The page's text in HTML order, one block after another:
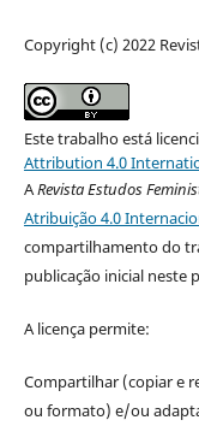
Copyright (c) 2022
Este trabalho está
Attribution 4.0
ARevista Estudos
Atribuição 4.0
compartilhamento do
publicação inicial neste
A licença permite:
Compartilhar (copiar e
ou formato) e/ou